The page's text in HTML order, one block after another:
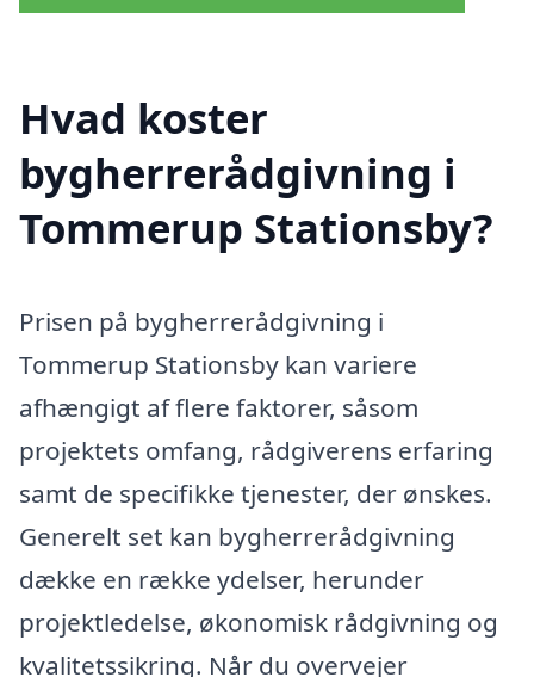
Hvad koster
bygherrerådgivning i
Tommerup Stationsby?
Prisen på bygherrerådgivning i
Tommerup Stationsby kan variere
afhængigt af flere faktorer, såsom
projektets omfang, rådgiverens erfaring
samt de specifikke tjenester, der ønskes.
Generelt set kan bygherrerådgivning
dække en række ydelser, herunder
projektledelse, økonomisk rådgivning og
kvalitetssikring. Når du overvejer